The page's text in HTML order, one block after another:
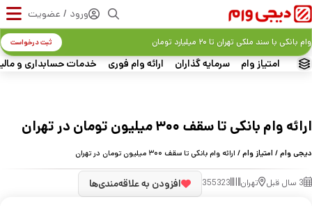
ورود / عضویت
امتیاز وام سرمایه گذاران ارائه وام فوری خدمات حسابداری و
وام بانکی با سند ملکی تهران تا ۲۰ میلیارد تومان ثبت درخواست
ارائه وام بانکی تا سقف ۳۰۰ میلیون تومان در تهران
دیجی وام/ امتیاز وام/ ارائه وام بانکی تا سقف ۳۰۰ میلیون تومان در تهران
3 سال قبل تهران 355323 افزودن به علاقه‌مندی‌ها